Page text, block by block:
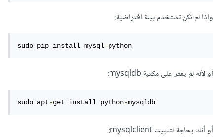
وإذا لم تكن تستخدم بيئة افتراضية:
sudo pip install mysql-python
أو لأنه لم يعثر على مكتبة mysqldb:
sudo apt-get install python-mysqldb
أو أنك بحاجة لتثبيت mysqlclient: